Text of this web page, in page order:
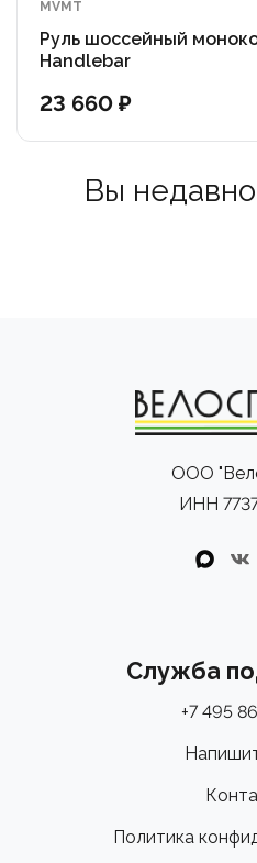
MVMT
Руль шоссейный
Handlebar
23 660 ₽
Вы
ООО
ИНН
Служба
+7 495
Политика